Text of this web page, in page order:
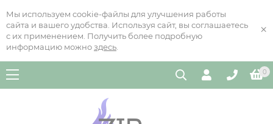
Мы используем cookie-файлы для улучшения работы
сайта и вашего удобства. Используя сайт, вы соглашаетесь
с их применением. Получить более подробную
информацию можно здесь
×
0